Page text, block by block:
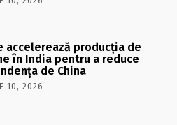
accelerează producția de
în India pentru a reduce
de China
10, 2026